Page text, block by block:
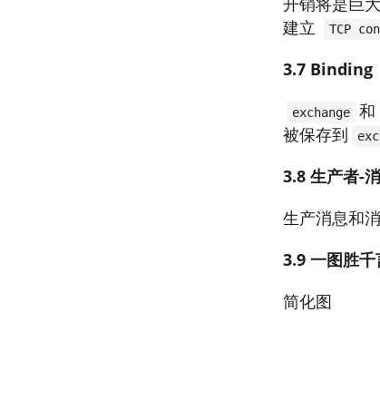
建立
TCP
3.7 Binding
exchange 和
被保存到
3.8 生产者-
生产消息和
3.9 一图胜千
简化图